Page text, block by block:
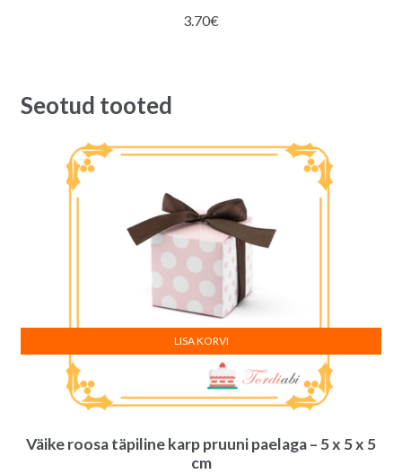
3.70€
Seotud tooted
Väike roosa täpiline karp pruuni paelaga – 5 x 5 x 5
cm
LISA KORVI